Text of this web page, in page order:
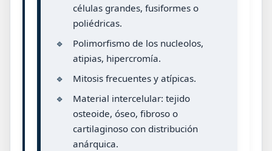
células grandes, fusiformes o
poliédricas.
🔹
Polimorfismo de los nucleolos,
atipias, hipercromía.
🔹
Mitosis frecuentes y atípicas.
🔹
Material intercelular: tejido
osteoide, óseo, fibroso o
cartilaginoso con distribución
anárquica.